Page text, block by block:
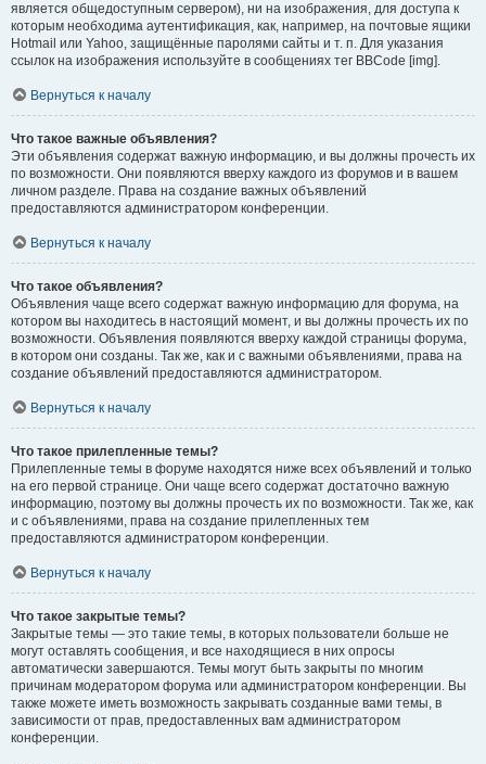
является общедоступным сервером), ни на изображения, для доступа к
которым необходима аутентификация, как, например, на почтовые ящики
Hotmail или Yahoo, защищённые паролями сайты и т. п. Для указания
ссылок на изображения используйте в сообщениях тег BBCode [img].
Вернуться к началу
Что такое важные объявления?
Эти объявления содержат важную информацию, и вы должны прочесть их
по возможности. Они появляются вверху каждого из форумов и в вашем
личном разделе. Права на создание важных объявлений
предоставляются администратором конференции.
Вернуться к началу
Что такое объявления?
Объявления чаще всего содержат важную информацию для форума, на
котором вы находитесь в настоящий момент, и вы должны прочесть их по
возможности. Объявления появляются вверху каждой страницы форума,
в котором они созданы. Так же, как и с важными объявлениями, права на
создание объявлений предоставляются администратором.
Вернуться к началу
Что такое прилепленные темы?
Прилепленные темы в форуме находятся ниже всех объявлений и только
на его первой странице. Они чаще всего содержат достаточно важную
информацию, поэтому вы должны прочесть их по возможности. Так же, как
и с объявлениями, права на создание прилепленных тем
предоставляются администратором конференции.
Вернуться к началу
Что такое закрытые темы?
Закрытые темы — это такие темы, в которых пользователи больше не
могут оставлять сообщения, и все находящиеся в них опросы
автоматически завершаются. Темы могут быть закрыты по многим
причинам модератором форума или администратором конференции. Вы
также можете иметь возможность закрывать созданные вами темы, в
зависимости от прав, предоставленных вам администратором
конференции.